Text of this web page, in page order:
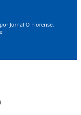
Jornal O Florense.